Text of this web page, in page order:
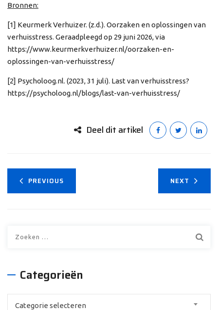
Bronnen:
[1] Keurmerk Verhuizer. (z.d.). Oorzaken en oplossingen van
verhuisstress. Geraadpleegd op 29 juni 2026, via
https://www.keurmerkverhuizer.nl/oorzaken-en-
oplossingen-van-verhuisstress/
[2] Psycholoog.nl. (2023, 31 juli). Last van verhuisstress?
https://psycholoog.nl/blogs/last-van-verhuisstress/
Deel dit artikel
PREVIOUS NEXT
Categorieën
Categorie selecteren